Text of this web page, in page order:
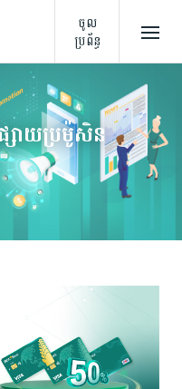
ចូល
ប្រព័ន្ធ
ផ្សាយប្រម៉ូសិន